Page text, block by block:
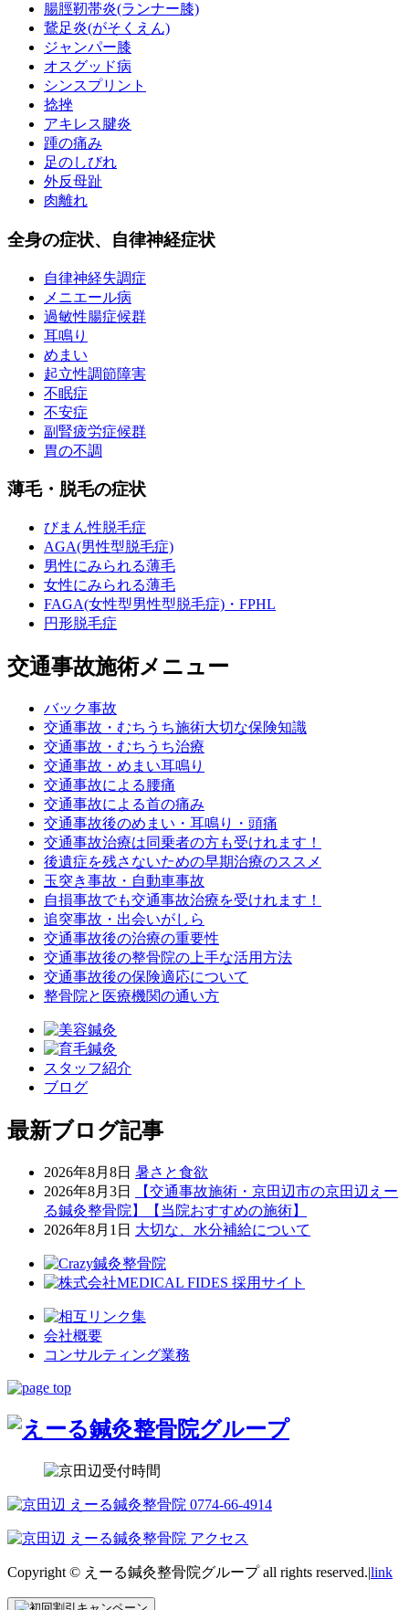
腸脛靭帯炎(ランナー膝)
鵞足炎(がそくえん)
ジャンパー膝
オスグッド病
シンスプリント
捻挫
アキレス腱炎
踵の痛み
足のしびれ
外反母趾
肉離れ
全身の症状、自律神経症状
自律神経失調症
メニエール病
過敏性腸症候群
耳鳴り
めまい
起立性調節障害
不眠症
不安症
副腎疲労症候群
胃の不調
薄毛・脱毛の症状
びまん性脱毛症
AGA(男性型脱毛症)
男性にみられる薄毛
女性にみられる薄毛
FAGA(女性型男性型脱毛症)・FPHL
円形脱毛症
交通事故施術メニュー
バック事故
交通事故・むちうち施術大切な保険知識
交通事故・むちうち治療
交通事故・めまい耳鳴り
交通事故による腰痛
交通事故による首の痛み
交通事故後のめまい・耳鳴り・頭痛
交通事故治療は同乗者の方も受けれます！
後遺症を残さないための早期治療のススメ
玉突き事故・自動車事故
自損事故でも交通事故治療を受けれます！
追突事故・出会いがしら
交通事故後の治療の重要性
交通事故後の整骨院の上手な活用方法
交通事故後の保険適応について
整骨院と医療機関の通い方
スタッフ紹介
ブログ
最新ブログ記事
2026年8月8日 暑さと食欲
2026年8月3日
【交通事故施術・京田辺市の京田辺えー
る鍼灸整骨院】【当院おすすめの施術】
2026年8月1日 大切な、水分補給について
会社概要
コンサルティング業務
Copyright © えーる鍼灸整骨院グループ all rights reserved.|link